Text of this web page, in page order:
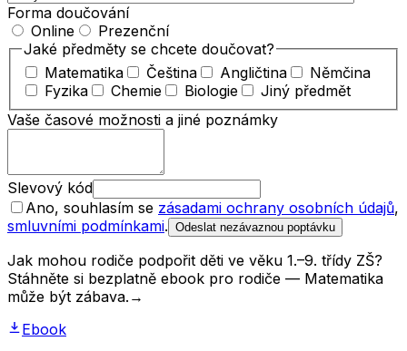
Forma doučování
Online
Prezenční
Jaké předměty se chcete doučovat?
Matematika
Čeština Angličtina
Němčina
Fyzika
Chemie Biologie
Jiný předmět
Vaše časové možnosti a jiné poznámky
Slevový kód
Ano, souhlasím se zásadami ochrany osobních údajů,
smluvními podmínkami. Odeslat nezávaznou poptávku
Jak mohou rodiče podpořit děti ve věku 1.–9. třídy ZŠ?
Stáhněte si bezplatně ebook pro rodiče — Matematika
může být zábava. →
Ebook